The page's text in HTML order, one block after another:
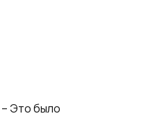
Это было